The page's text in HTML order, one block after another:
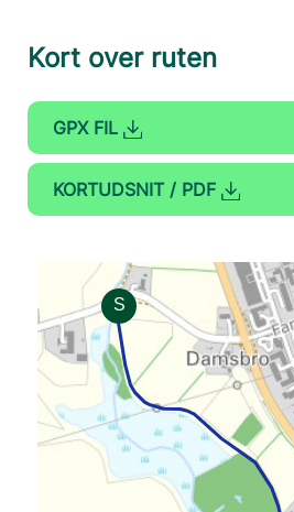
Kort over ruten
GPX FIL
KORTUDSNIT / PDF